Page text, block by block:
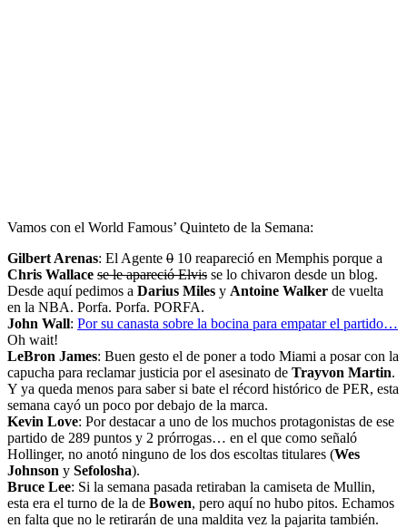
Vamos con el World Famous’ Quinteto de la Semana:
Gilbert Arenas: El Agente 0 10 reapareció en Memphis porque a
Chris Wallace se le apareció Elvis se lo chivaron desde un blog.
Desde aquí pedimos a Darius Miles y Antoine Walker de vuelta
en la NBA. Porfa. Porfa. PORFA.
John Wall: Por su canasta sobre la bocina para empatar el partido…
Oh wait!
LeBron James: Buen gesto el de poner a todo Miami a posar con la
capucha para reclamar justicia por el asesinato de Trayvon Martin.
Y ya queda menos para saber si bate el récord histórico de PER, esta
semana cayó un poco por debajo de la marca.
Kevin Love: Por destacar a uno de los muchos protagonistas de ese
partido de 289 puntos y 2 prórrogas… en el que como señaló
Hollinger, no anotó ninguno de los dos escoltas titulares (Wes
Johnson y Sefolosha).
Bruce Lee: Si la semana pasada retiraban la camiseta de Mullin,
esta era el turno de la de Bowen, pero aquí no hubo pitos. Echamos
en falta que no le retirarán de una maldita vez la pajarita también.